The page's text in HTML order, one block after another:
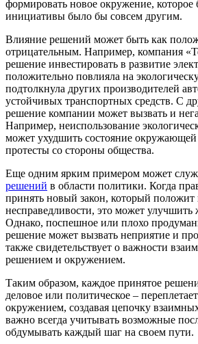
формировать новое окружение, которое
инициативы было бы совсем другим.
Влияние решений может быть как
отрицательным. Например, компания
решение инвестировать в развитие
положительно повлияла на
подтолкнула других производителей
устойчивых транспортных средств. С
решение компании может вызвать и
Например, неиспользование
может ухудшить состояние
протесты со стороны общества.
Еще одним ярким примером может
решений в области политики. Когда
принять новый закон, который положит
несправедливости, это может
Однако, поспешное или плохо
решение может вызвать неприятие и
также свидетельствует о важности
решением и окружением.
Таким образом, каждое принятое
деловое или политическое –
окружением, создавая цепочку
важно всегда учитывать возможные
обдумывать каждый шаг на своем пути.